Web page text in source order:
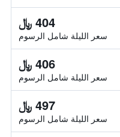
404 ﷼
سعر الليلة شامل الرسوم
406 ﷼
سعر الليلة شامل الرسوم
497 ﷼
سعر الليلة شامل الرسوم